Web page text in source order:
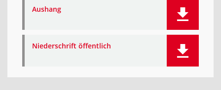
Aushang
Niederschrift öffentlich